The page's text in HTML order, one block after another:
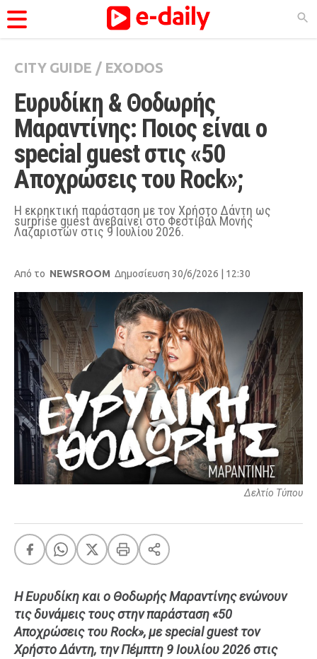
ΚΑΤΗΓΟΡΊΕΣ
Ειδήσεις
Θέματα
Videos
Podcasts
Viral
Life
Pop Culture
Agenda
FEEDS
Πάσχα Eurovision
Retro Summer
OMG LOL
Xmas
LIFE
Food
Body+Mind
Ταξίδια
Style
CITY GUIDE / EXODOS
Ευρυδίκη & Θοδωρής
Μαραντίνης: Ποιος είναι ο
special guest στις «50
Αποχρώσεις του Rock»;
Η εκρηκτική παράσταση με τον Χρήστο Δάντη ως
surprise guest ανεβαίνει στο Φεστιβάλ Μονής
Λαζαριστών στις 9 Ιουλίου 2026.
Από το NEWSROOM Δημοσίευση 30/6/2026 | 12:30
Δελτίο Τύπου
Η Ευρυδίκη και ο Θοδωρής Μαραντίνης ενώνουν
τις δυνάμεις τους στην παράσταση «50
Αποχρώσεις του Rock», με special guest τον
Χρήστο Δάντη, την Πέμπτη 9 Ιουλίου 2026 στις